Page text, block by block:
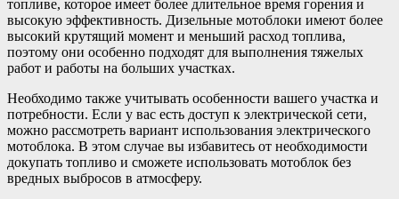
топливе, которое имеет более длительное время горения и
высокую эффективность. Дизельные мотоблоки имеют более
высокий крутящий момент и меньший расход топлива,
поэтому они особенно подходят для выполнения тяжелых
работ и работы на больших участках.
Необходимо также учитывать особенности вашего участка и
потребности. Если у вас есть доступ к электрической сети,
можно рассмотреть вариант использования электрического
мотоблока. В этом случае вы избавитесь от необходимости
докупать топливо и сможете использовать мотоблок без
вредных выбросов в атмосферу.